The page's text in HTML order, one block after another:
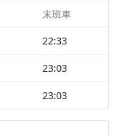
末班車
22:33
23:03
23:03